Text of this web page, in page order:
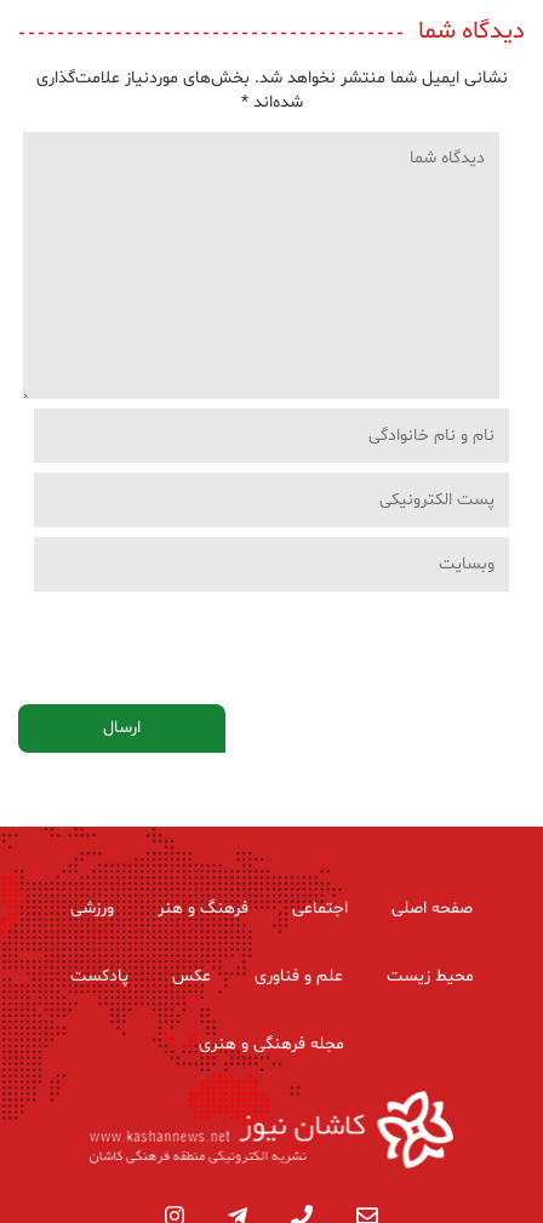
دیدگاه شما
نشانی ایمیل شما منتشر نخواهد شد. بخش‌های موردنیاز علامت‌گذاری
شده‌اند*
صفحه اصلی اجتماعی فرهنگ و هنر ورزشی
محیط زیست علم و فناوری عکس پادکست
مجله فرهنگی و هنری